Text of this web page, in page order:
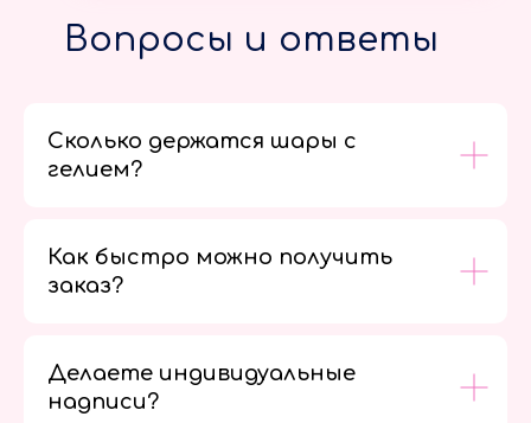
Вопросы и ответы
Сколько держатся шары с
гелием?
Как быстро можно получить
заказ?
Делаете индивидуальные
надписи?